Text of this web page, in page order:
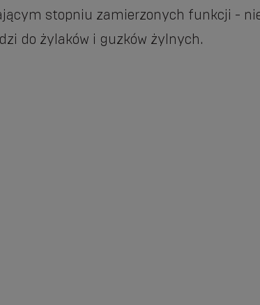
stopniu zamierzonych funkcji -
do żylaków i guzków żylnych.